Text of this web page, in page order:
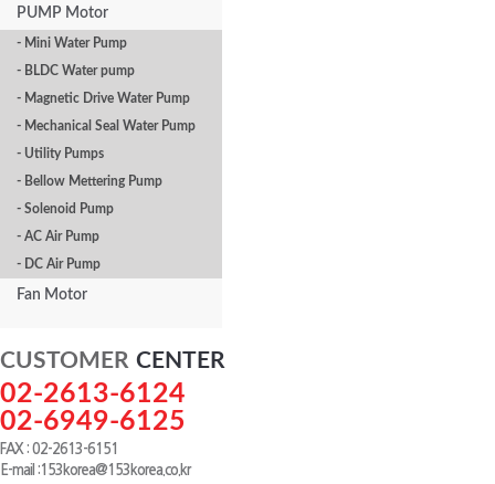
PUMP Motor
- Mini Water Pump
- BLDC Water pump
- Magnetic Drive Water Pump
- Mechanical Seal Water Pump
- Utility Pumps
- Bellow Mettering Pump
- Solenoid Pump
- AC Air Pump
- DC Air Pump
Fan Motor
CUSTOMER CENTER
02-2613-6124
02-6949-6125
FAX : 02-2613-6151
E-mail :153korea@153korea.co.kr